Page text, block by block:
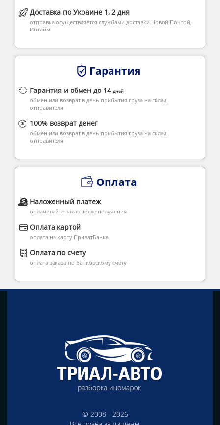
Доставка по Украине 1, 2 дня
отправка осуществляется службами доставки Новой Почтой,
Интайм
Гарантия
Гарантия и обмен до 14 дней
обмен или возврат в день прибытия груза на склад
отправителя
100% возврат денег
обмен или возврат в день прибытия груза на склад
отправителя
Оплата
Наложенный платеж
оплачивайте заказ после получения
Оплата картой
оплата на карту ПриватБанка
Оплата по счету
оплата заказа по банковскому счету
© 2008 - 2026